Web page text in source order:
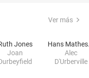
Ver más
Jones
Joan
Alec
D'Urberville